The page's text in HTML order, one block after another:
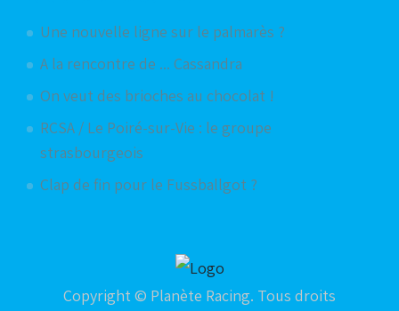
Une nouvelle ligne sur le palmarès ?
A la rencontre de ... Cassandra
On veut des brioches au chocolat !
RCSA / Le Poiré-sur-Vie : le groupe
strasbourgeois
Clap de fin pour le Fussballgot ?
Copyright © Planète Racing. Tous droits